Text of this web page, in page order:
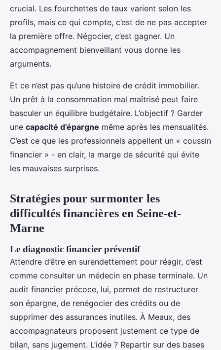
crucial. Les fourchettes de taux varient selon les
profils, mais ce qui compte, c’est de ne pas accepter
la première offre. Négocier, c’est gagner. Un
accompagnement bienveillant vous donne les
arguments.
Et ce n’est pas qu’une histoire de crédit immobilier.
Un prêt à la consommation mal maîtrisé peut faire
basculer un équilibre budgétaire. L’objectif ? Garder
une capacité d’épargne même après les mensualités.
C’est ce que les professionnels appellent un « coussin
financier » - en clair, la marge de sécurité qui évite
les mauvaises surprises.
Stratégies pour surmonter les
difficultés financières en Seine-et-
Marne
Le diagnostic financier préventif
Attendre d’être en surendettement pour réagir, c’est
comme consulter un médecin en phase terminale. Un
audit financier précoce, lui, permet de restructurer
son épargne, de renégocier des crédits ou de
supprimer des assurances inutiles. À Meaux, des
accompagnateurs proposent justement ce type de
bilan, sans jugement. L’idée ? Repartir sur des bases